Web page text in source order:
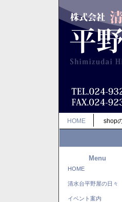
HOME shop
Menu
HOME
清水台平野屋の日々
イベント案内